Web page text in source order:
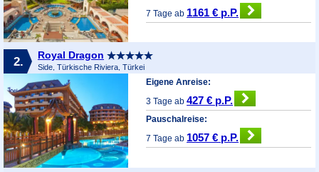
7 Tage ab 1161 € p.P.
2. Royal Dragon
Side, Türkische Riviera, Türkei
Eigene Anreise:
3 Tage ab427 € p.P.
Pauschalreise:
7 Tage ab 1057 € p.P.